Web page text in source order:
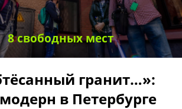
8 свободных мест
гранит…»:
в Петербурге